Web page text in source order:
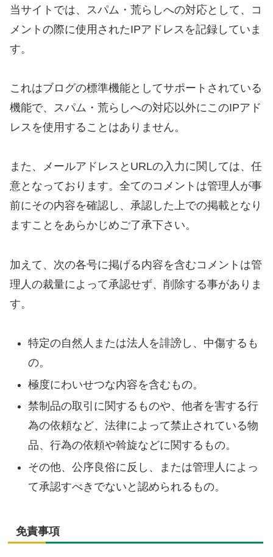
当サイトでは、スパム・荒らしへの対応として、コ
メントの際に使用されたIPアドレスを記録していま
す。
これはブログの標準機能としてサポートされている
機能で、スパム・荒らしへの対応以外にこのIPアド
レスを使用することはありません。
また、メールアドレスとURLの入力に関しては、任
意となっております。全てのコメントは管理人が事
前にその内容を確認し、承認した上での掲載となり
ますことをあらかじめご了承下さい。
加えて、次の各号に掲げる内容を含むコメントは管
理人の裁量によって承認せず、削除する事がありま
す。
特定の自然人または法人を誹謗し、中傷するも
の。
極度にわいせつな内容を含むもの。
禁制品の取引に関するものや、他者を害する行
為の依頼など、法律によって禁止されている物
品、行為の依頼や斡旋などに関するもの。
その他、公序良俗に反し、または管理人によっ
て承認すべきでないと認められるもの。
免責事項